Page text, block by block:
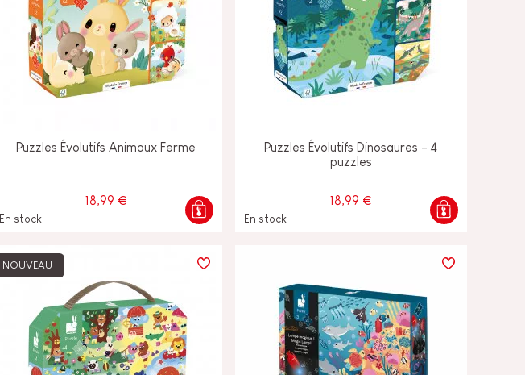
Puzzles Évolutifs Animaux Ferme
18,99 €
En stock
Puzzles Évolutifs Dinosaures - 4
puzzles
18,99 €
En stock
NOUVEAU